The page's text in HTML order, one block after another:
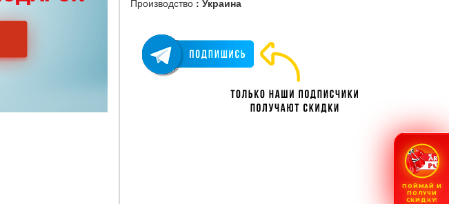
Производство : Украина
ПОЙМАЙ И
ПОЛУЧИ
СКИДКУ!